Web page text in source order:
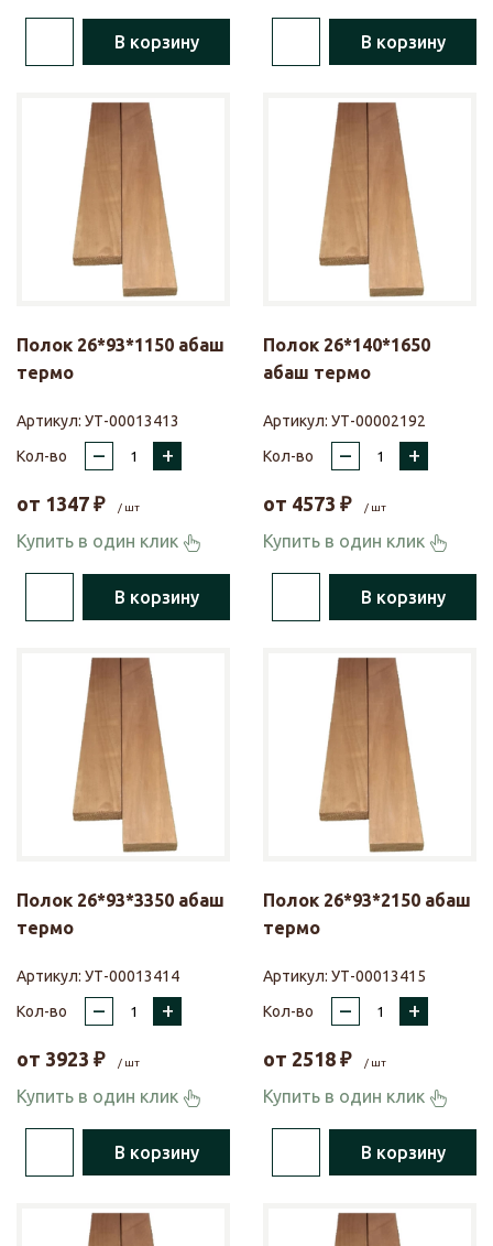
В корзину В корзину
Полок 26*93*1150 абаш
термо
Артикул: УТ-00013413
Кол-во
– +
от 1347 ₽ / шт
Купить в один клик
В корзину
Полок 26*140*1650
абаш термо
Артикул: УТ-00002192
Кол-во
– +
от 4573 ₽ / шт
Купить в один клик
В корзину
Полок 26*93*3350 абаш
термо
Артикул: УТ-00013414
Кол-во
– +
от 3923 ₽ / шт
Купить в один клик
В корзину
Полок 26*93*2150 абаш
термо
Артикул: УТ-00013415
Кол-во
– +
от 2518 ₽ / шт
Купить в один клик
В корзину